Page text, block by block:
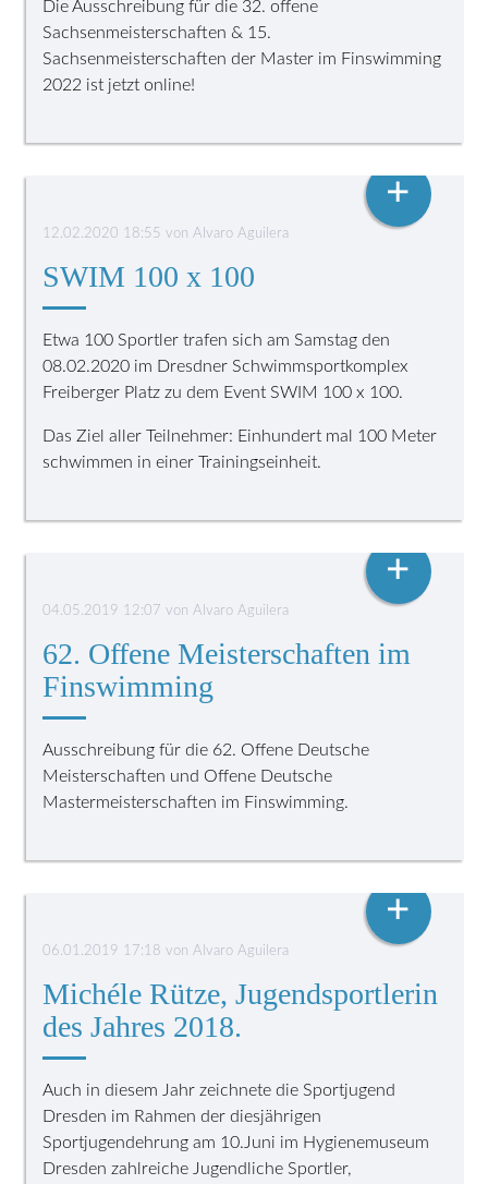
Die Ausschreibung für die 32. offene
Sachsenmeisterschaften & 15.
Sachsenmeisterschaften der Master im Finswimming
2022 ist jetzt online!
12.02.2020 18:55 vonAlvaro Aguilera
SWIM 100 x 100
Etwa 100 Sportler trafen sich am Samstag den
08.02.2020 im Dresdner Schwimmsportkomplex
Freiberger Platz zu dem Event SWIM 100 x 100.
Das Ziel aller Teilnehmer: Einhundert mal 100 Meter
schwimmen in einer Trainingseinheit.
+
04.05.2019 12:07 vonAlvaro Aguilera
62. Offene Meisterschaften im
Finswimming
Ausschreibung für die 62. Offene Deutsche
Meisterschaften und Offene Deutsche
Mastermeisterschaften im Finswimming.
+
06.01.2019 17:18 vonAlvaro Aguilera
Michéle Rütze, Jugendsportlerin
des Jahres 2018.
Auch in diesem Jahr zeichnete die Sportjugend
Dresden im Rahmen der diesjährigen
Sportjugendehrung am 10.Juni im Hygienemuseum
Dresden zahlreiche Jugendliche Sportler,
+